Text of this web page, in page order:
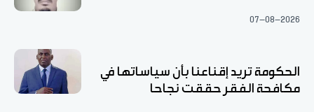
07-08-2026
الحكومة تريد إقناعنا بأن سياساتها في
مكافحة الفقر حققت نجاحا